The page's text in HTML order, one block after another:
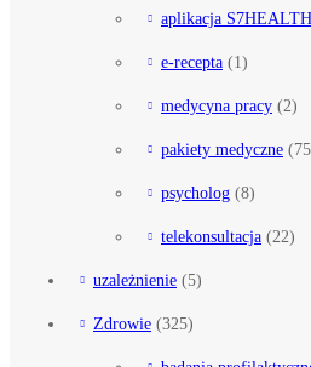
aplikacja S7HEALTH
e-recepta (1)
medycyna pracy (2)
pakiety medyczne
psycholog (8)
telekonsultacja (22)
uzależnienie (5)
Zdrowie (325)